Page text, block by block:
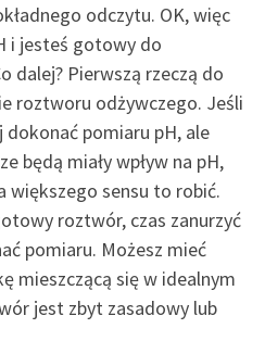
odczytu. OK, więc
i jesteś gotowy do
dalej? Pierwszą rzeczą do
roztworu odżywczego. Jeśli
dokonać pomiaru pH, ale
będą miały wpływ na pH,
większego sensu to robić.
roztwór, czas zanurzyć
pomiaru. Możesz mieć
mieszczącą się w idealnym
jest zbyt zasadowy lub